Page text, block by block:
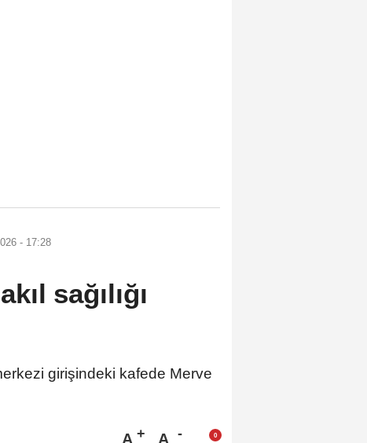
- 17:28
sağılığı
girişindeki kafede Merve
A A